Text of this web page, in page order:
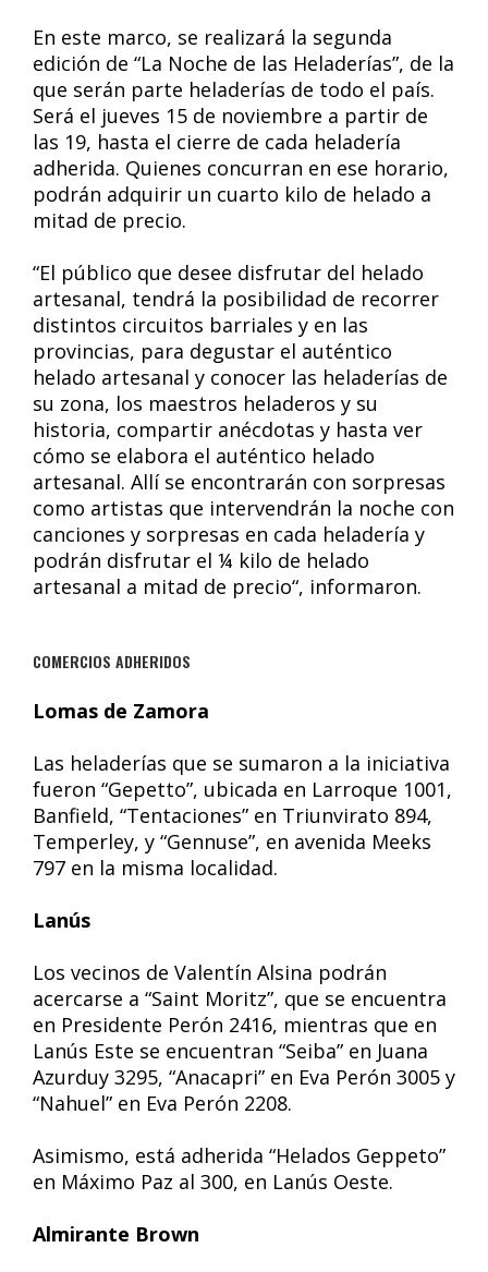
En este marco, se realizará la segunda
edición de “La Noche de las Heladerías”, de la
que serán parte heladerías de todo el país.
Será el jueves 15 de noviembre a partir de
las 19, hasta el cierre de cada heladería
adherida. Quienes concurran en ese horario,
podrán adquirir un cuarto kilo de helado a
mitad de precio.
“El público que desee disfrutar del helado
artesanal, tendrá la posibilidad de recorrer
distintos circuitos barriales y en las
provincias, para degustar el auténtico
helado artesanal y conocer las heladerías de
su zona, los maestros heladeros y su
historia, compartir anécdotas y hasta ver
cómo se elabora el auténtico helado
artesanal. Allí se encontrarán con sorpresas
como artistas que intervendrán la noche con
canciones y sorpresas en cada heladería y
podrán disfrutar el ¼ kilo de helado
artesanal a mitad de precio“, informaron.
COMERCIOS ADHERIDOS
Lomas de Zamora
Las heladerías que se sumaron a la iniciativa
fueron “Gepetto”, ubicada en Larroque 1001,
Banfield, “Tentaciones” en Triunvirato 894,
Temperley, y “Gennuse”, en avenida Meeks
797 en la misma localidad.
Lanús
Los vecinos de Valentín Alsina podrán
acercarse a “Saint Moritz”, que se encuentra
en Presidente Perón 2416, mientras que en
Lanús Este se encuentran “Seiba” en Juana
Azurduy 3295, “Anacapri” en Eva Perón 3005 y
“Nahuel” en Eva Perón 2208.
Asimismo, está adherida “Helados Geppeto”
en Máximo Paz al 300, en Lanús Oeste.
Almirante Brown